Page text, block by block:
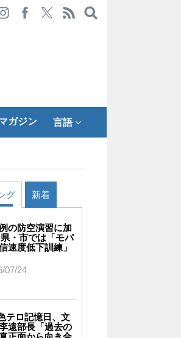
ガジン 言語
グ 新着
の防空演習に加
・市では「モバ
速度低下訓練」
07/24
テロ記憶日、文
遠部長「過去の